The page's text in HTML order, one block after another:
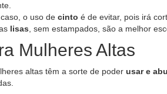
o uso de cinto é de evitar, pois irá
lisas , sem estampados, são a melhor
Mulheres Altas
altas têm a sorte de poder usar e